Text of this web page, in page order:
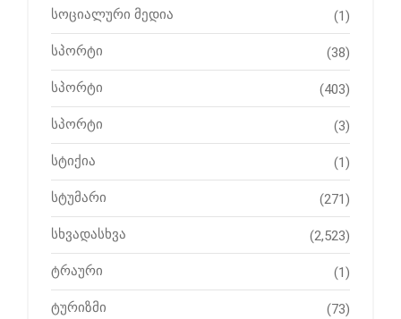
სოციალური მედია (1)
სპორტი (38)
სპორტი (403)
სპორტი (3)
სტიქია (1)
სტუმარი (271)
სხვადასხვა (2,523)
ტრაური (1)
ტურიზმი (73)